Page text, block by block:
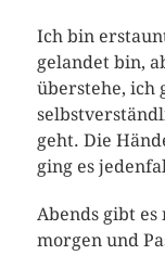
Ich bin
gelandet bin,
überstehe, ich
geht. Die
ging es
Abends gibt
morgen und